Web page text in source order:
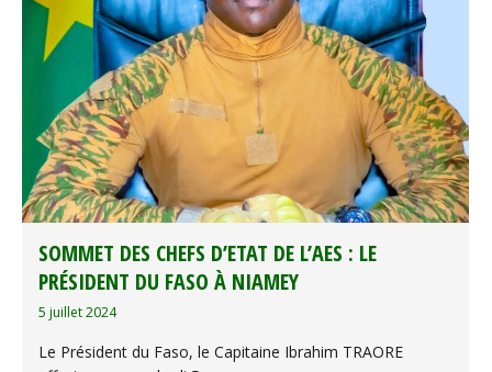
SOMMET DES CHEFS D’ETAT DE L’AES : LE
PRÉSIDENT DU FASO À NIAMEY
5 juillet 2024
Le Président du Faso, le Capitaine Ibrahim TRAORE